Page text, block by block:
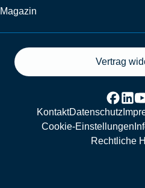
Magazin
Vertrag
KontaktDatenschutz
Cookie-Einstellungen
Rechtliche